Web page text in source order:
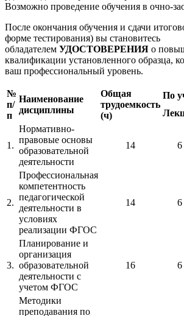
Возможно проведение обучения в очно-
После окончания обучения и сдачи
форме тестирования) вы становитесь
обладателем УДОСТОВЕРЕНИЯ о
квалификации установленного образца,
ваш профессиональный уровень.
№
п/
п
Наименование
дисциплины
Общая
трудоемкость
(ч)
По
1.
Нормативно-
правовые основы
образовательной
деятельности
14 6
2.
Профессиональная
компетентность
педагогической
деятельности в
условиях
реализации ФГОС
14 6
3.
Планирование и
организация
образовательной
деятельности с
учетом ФГОС
16 6
Методики
преподавания по